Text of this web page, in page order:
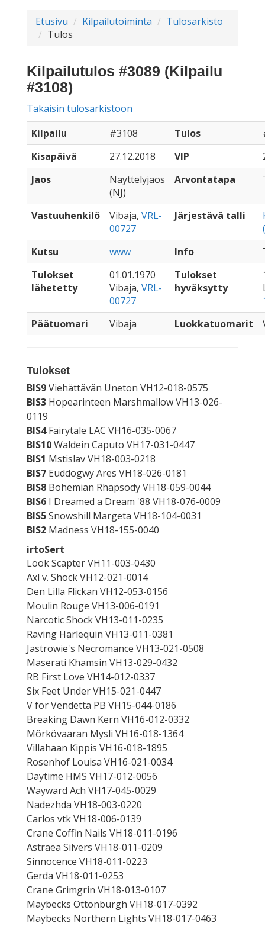
Etusivu Kilpailutoiminta
Tulosarkisto
Tulos
Kilpailutulos #3089 (Kilpailu
#3108)
Takaisin tulosarkistoon
Kilpailu
#3108 Tulos
Kisapäivä
27.12.2018 VIP
Jaos
Näyttelyjaos
(NJ)
Arvontatapa
Vastuuhenkilö Vibaja, VRL-
00727
Järjestävä talli
Kutsu
www Info
Tulokset
lähetetty
01.01.1970
Vibaja, VRL-
00727
Tulokset
hyväksytty
Päätuomari
Vibaja Luokkatuomarit
Tulokset
BIS9Viehättävän Uneton VH12-018-0575
BIS3 Hopearinteen Marshmallow VH13-026-
0119
BIS4Fairytale LAC VH16-035-0067
BIS10Waldein Caputo VH17-031-0447
BIS1 Mstislav VH18-003-0218
BIS7 Euddogwy Ares VH18-026-0181
BIS8 Bohemian Rhapsody VH18-059-0044
BIS6 I Dreamed a Dream '88 VH18-076-0009
BIS5Snowshill Margeta VH18-104-0031
BIS2 Madness VH18-155-0040
irtoSert
Look Scapter VH11-003-0430
Axl v. Shock VH12-021-0014
Den Lilla Flickan VH12-053-0156
Moulin Rouge VH13-006-0191
Narcotic Shock VH13-011-0235
Raving Harlequin VH13-011-0381
Jastrowie's Necromance VH13-021-0508
Maserati Khamsin VH13-029-0432
RB First Love VH14-012-0337
Six Feet Under VH15-021-0447
V for Vendetta PB VH15-044-0186
Breaking Dawn Kern VH16-012-0332
Mörkövaaran Mysli VH16-018-1364
Villahaan Kippis VH16-018-1895
Rosenhof Louisa VH16-021-0034
Daytime HMS VH17-012-0056
Wayward Ach VH17-045-0029
Nadezhda VH18-003-0220
Carlos vtk VH18-006-0139
Crane Coffin Nails VH18-011-0196
Astraea Silvers VH18-011-0209
Sinnocence VH18-011-0223
Gerda VH18-011-0253
Crane Grimgrin VH18-013-0107
Maybecks Ottonburgh VH18-017-0392
Maybecks Northern Lights VH18-017-0463